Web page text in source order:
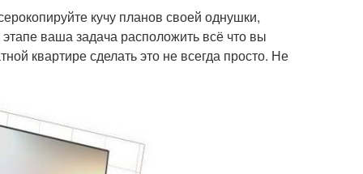
кучу планов своей однушки,
ваша задача расположить всё что вы
квартире сделать это не всегда просто. Не